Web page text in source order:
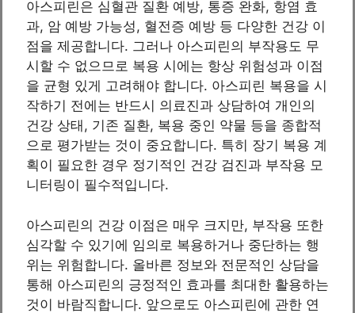
아스피린은 심혈관 질환 예방, 통증 완화, 항염 효
과, 암 예방 가능성, 혈전증 예방 등 다양한 건강 이
점을 제공합니다. 그러나 아스피린의 부작용도 무
시할 수 없으므로 복용 시에는 항상 위험성과 이점
을 균형 있게 고려해야 합니다. 아스피린 복용을 시
작하기 전에는 반드시 의료진과 상담하여 개인의
건강 상태, 기존 질환, 복용 중인 약물 등을 종합적
으로 평가받는 것이 중요합니다. 특히 장기 복용 계
획이 필요한 경우 정기적인 건강 검진과 부작용 모
니터링이 필수적입니다.
아스피린의 건강 이점은 매우 크지만, 부작용 또한
심각할 수 있기에 임의로 복용하거나 중단하는 행
위는 위험합니다. 올바른 정보와 전문적인 상담을
통해 아스피린의 긍정적인 효과를 최대한 활용하는
것이 바람직합니다. 앞으로도 아스피린에 관한 연